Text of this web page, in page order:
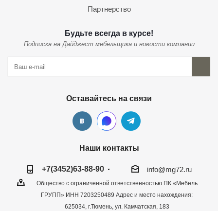
Партнерство
Будьте всегда в курсе!
Подписка на Дайджест мебельщика и новости компании
Оставайтесь на связи
Наши контакты
+7(3452)63-88-90 info@mg72.ru
Общество с ограниченной ответственностью ПК «Мебель
ГРУПП» ИНН 7203250489 Адрес и место нахождения:
625034, г.Тюмень, ул. Камчатская, 183